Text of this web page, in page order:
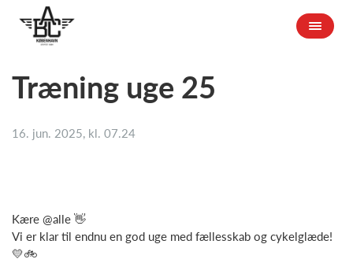
Træning uge 25
16. jun. 2025, kl. 07.24
Kære @alle 👋
Vi er klar til endnu en god uge med fællesskab og cykelglæde!
💛🚲